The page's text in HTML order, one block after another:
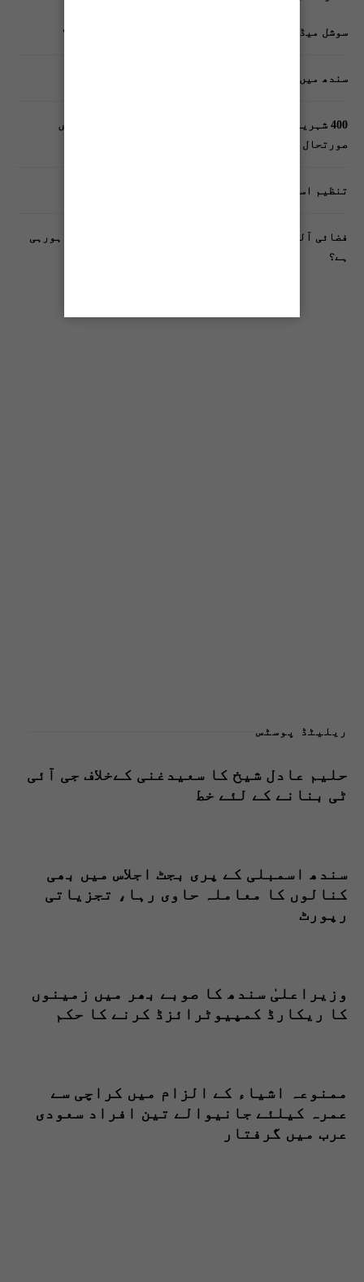
سوشل میڈیا پر وکڑی پوسٹ ڈیجیٹل شناخت کیلیے خطرہ؟
سندھ میں گاڑیوں کی انشورنس لازمی قرار
400 شہریوں کیلئے ایک پولیس اہلکار لازمی، کراچی میں
صورتحال کیا ہے؟
تنظیم اسلامی کے زیرِ اہتمام ملک گیر آگاہی مہم!
فضائی آلودگی انسانی دماغ کیلیے کیسے خطرناک ثابت ہورہی
ہے؟
ریلیٹڈ پوسٹس
حلیم عادل شیخ کا سعیدغنی کےخلاف جی آئی
ٹی بنانے کے لئے خط
سندھ اسمبلی کے پری بجٹ اجلاس میں بھی
کنالوں کا معاملہ حاوی رہا، تجزیاتی
رپورٹ
وزیراعلیٰ سندھ کا صوبے بھر میں زمینوں
کا ریکارڈ کمپیوٹرائزڈ کرنے کا حکم
ممنوعہ اشیاء کے الزام میں کراچی سے
عمرہ کیلئے جانیوالے تین افراد سعودی
عرب میں گرفتار